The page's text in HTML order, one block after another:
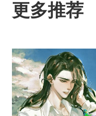
更多推荐